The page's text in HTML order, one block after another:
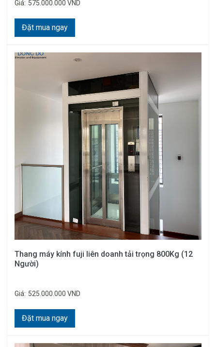
Giá: 575.000.000 VND
Đặt mua ngay
Thang máy kính fuji liên doanh tải trọng 800Kg (12
Người)
Giá: 525.000.000 VND
Đặt mua ngay